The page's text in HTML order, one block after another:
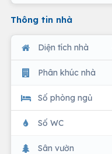
Thông tin nhà
Diện tích nhà
Phân khúc nhà
Số phòng ngủ
Số WC
Sân vườn